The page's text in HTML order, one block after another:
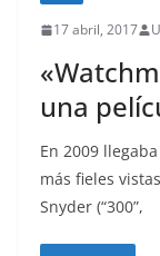
17 abril, 2017
una
En 2009
más fieles
Snyder (“300”,